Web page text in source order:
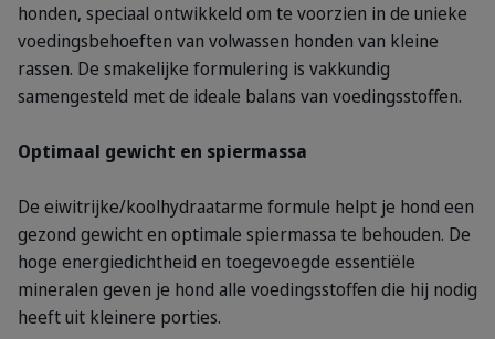
honden, speciaal ontwikkeld om te voorzien in de unieke
voedingsbehoeften van volwassen honden van kleine
rassen. De smakelijke formulering is vakkundig
samengesteld met de ideale balans van voedingsstoffen.
Optimaal gewicht en spiermassa
De eiwitrijke/koolhydraatarme formule helpt je hond een
gezond gewicht en optimale spiermassa te behouden. De
hoge energiedichtheid en toegevoegde essentiële
mineralen geven je hond alle voedingsstoffen die hij nodig
heeft uit kleinere porties.